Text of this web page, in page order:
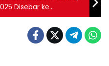
Disebar ke